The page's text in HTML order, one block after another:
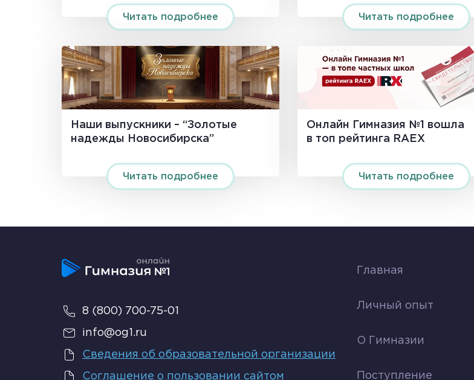
Читать подробнее Читать подробнее
Наши выпускники – “Золотые
надежды Новосибирска”
Читать подробнее
Онлайн Гимназия №1 вошла
в топ рейтинга RAEX
Читать подробнее
8 (800) 700-75-01
info@og1.ru
Сведения об образовательной организации
Соглашение о пользовании сайтом
Главная
Личный опыт
О Гимназии
Поступление